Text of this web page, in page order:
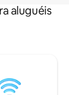
aluguéis